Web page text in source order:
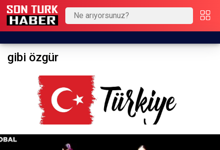
gibi özgür